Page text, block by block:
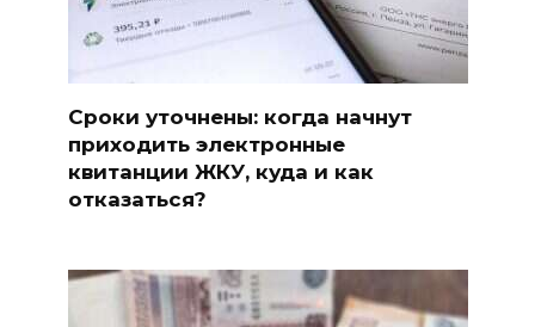
Сроки уточнены: когда начнут
приходить электронные
квитанции ЖКУ, куда и как
отказаться?